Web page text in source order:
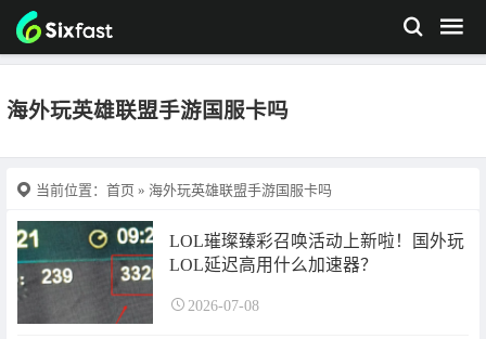
海外玩英雄联盟手游国服卡吗
当前位置： 首页 » 海外玩英雄联盟手游国服卡吗
LOL璀璨臻彩召唤活动上新啦！国外玩
LOL延迟高用什么加速器？
2026-07-08